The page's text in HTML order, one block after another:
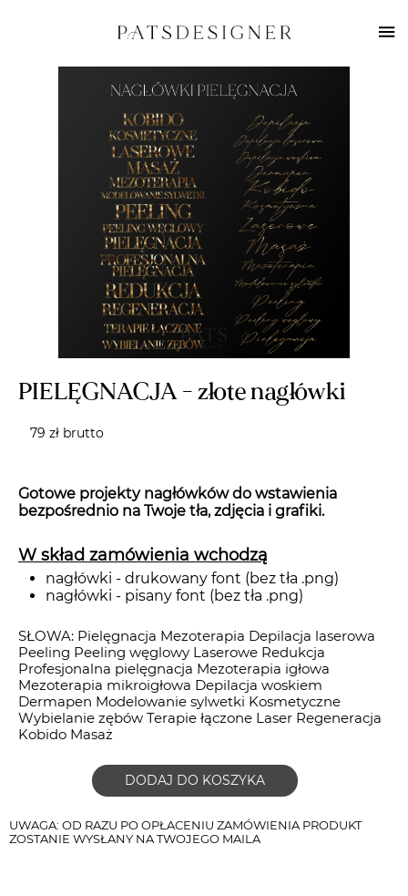
PIELĘGNACJA - złote nagłówki
Gotowe projekty nagłówków do wstawienia
bezpośrednio na Twoje tła, zdjęcia i grafiki.
W skład zamówienia wchodzą
nagłówki - drukowany font (bez tła .png)
nagłówki - pisany font (bez tła .png)
SŁOWA: Pielęgnacja Mezoterapia Depilacja laserowa
Peeling Peeling węglowy Laserowe Redukcja
Profesjonalna pielęgnacja Mezoterapia igłowa
Mezoterapia mikroigłowa Depilacja woskiem
Dermapen Modelowanie sylwetki Kosmetyczne
Wybielanie zębów Terapie łączone Laser Regeneracja
Kobido Masaż
79 zł brutto
DODAJ DO KOSZYKA
UWAGA: OD RAZU PO OPŁACENIU ZAMÓWIENIA PRODUKT
ZOSTANIE WYSŁANY NA TWOJEGO MAILA